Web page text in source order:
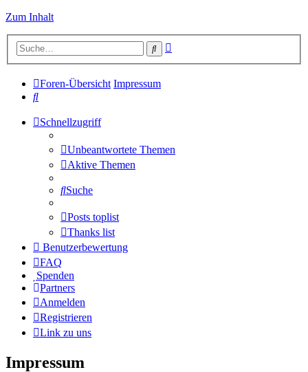
Zum Inhalt
Suche
Foren-Übersicht Impressum
Suche
Schnellzugriff
Unbeantwortete Themen
Aktive Themen
Suche
Posts toplist
Thanks list
Benutzerbewertung
FAQ
Spenden
Partners
Anmelden
Registrieren
Link zu uns
Impressum